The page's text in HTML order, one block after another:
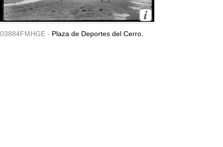
03884FMHGE - Plaza de Deportes del Cerro.